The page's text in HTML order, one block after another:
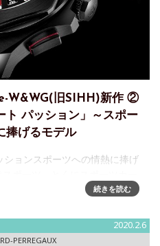
W&WG(旧SIHH)新作 ②
ト パッション」～スポー
捧げるモデル
ョンスポーツへの情熱に捧げ
め数十年にわたって象徴的な
ブソ
続きを読む
2020.2.6
PERREGAUX